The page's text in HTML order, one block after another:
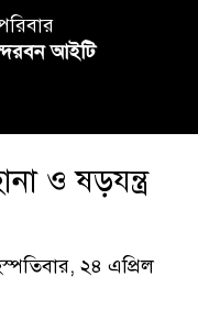
আইটি
ও ষড়যন্ত্র
২৪ এপ্রিল